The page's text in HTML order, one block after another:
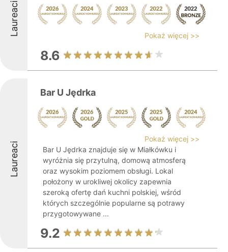
Laureaci Pokaż więcej >>
8.6
Laureaci
Bar U Jędrka
Pokaż więcej >>
Bar U Jędrka znajduje się w Miałkówku i
wyróżnia się przytulną, domową atmosferą
oraz wysokim poziomem obsługi. Lokal
położony w urokliwej okolicy zapewnia
szeroką ofertę dań kuchni polskiej, wśród
których szczególnie popularne są potrawy
przygotowywane ...
9.2